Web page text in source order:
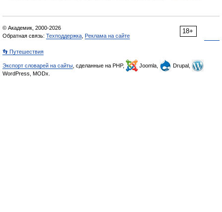
18+
© Академик, 2000-2026
Обратная связь: Техподдержка Реклама на сайте
👣 Путешествия
Экспорт словарей на сайты , сделанные на PHP, Joomla,
Drupal,
WordPress, MODx.